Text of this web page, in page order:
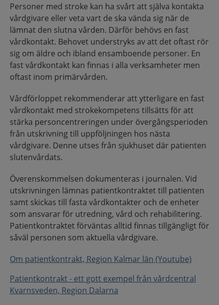
Personer med stroke kan ha svårt att själva kontakta
vårdgivare eller veta vart de ska vända sig när de
lämnat den slutna vården. Därför behövs en fast
vårdkontakt. Behovet understryks av att det oftast rör
sig om äldre och ibland ensamboende personer. En
fast vårdkontakt kan finnas i alla verksamheter men
oftast inom primärvården.
Vårdförloppet rekommenderar att ytterligare en fast
vårdkontakt med strokekompetens tillsätts för att
stärka personcentreringen under övergångsperioden
från utskrivning till uppföljningen hos nästa
vårdgivare. Denne utses från sjukhuset där patienten
slutenvårdats.
Överenskommelsen dokumenteras i journalen. Vid
utskrivningen lämnas patientkontraktet till patienten
samt skickas till fasta vårdkontakter och de enheter
som ansvarar för utredning, vård och rehabilitering.
Patientkontraktet förväntas alltid finnas tillgängligt för
såväl personen som aktuella vårdgivare.
Om patientkontrakt, Region Kalmar län (Youtube)
Patientkontrakt - ett gott exempel från vårdcentral
Kvarnsveden, Region Dalarna